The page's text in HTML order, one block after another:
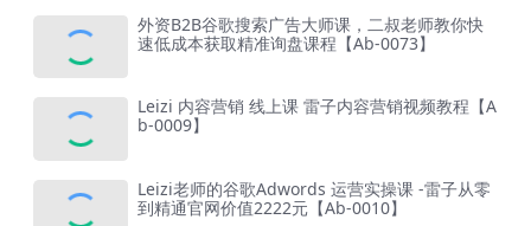
外资B2B谷歌搜索广告大师课，二叔老师教你快
速低成本获取精准询盘课程【Ab-0073】
Leizi 内容营销 线上课 雷子内容营销视频教程【A
b-0009】
Leizi老师的谷歌Adwords 运营实操课 -雷子从零
到精通官网价值2222元【Ab-0010】